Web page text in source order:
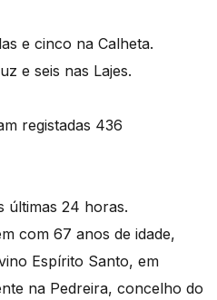
e cinco na Calheta.
e seis nas Lajes.
registadas 436
últimas 24 horas.
com 67 anos de idade,
Espírito Santo, em
na Pedreira, concelho do